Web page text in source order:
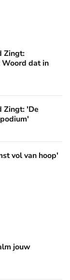
deel 2' en
Zingt:
dat in
vrouw' en 'Pak
Zingt: 'De
op de radio
vol van hoop'
heeft!
jouw